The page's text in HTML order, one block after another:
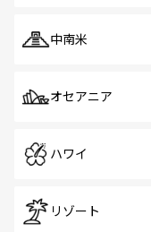
中南米
オセアニア
ハワイ
リゾート